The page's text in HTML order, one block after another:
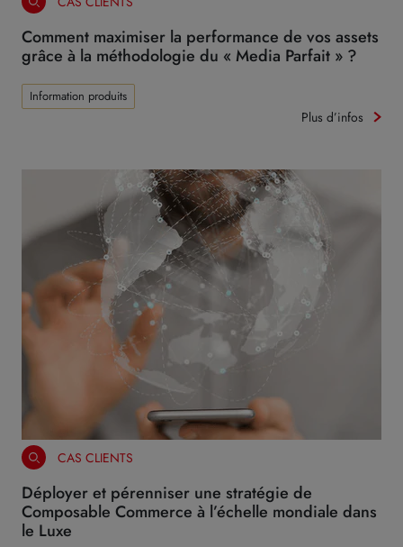
Comment maximiser la performance de vos assets
grâce à la méthodologie du « Media Parfait » ?
Information produits
Plus d’infos
CAS CLIENTS
Déployer et pérenniser une stratégie de
Composable Commerce à l’échelle mondiale dans
le Luxe